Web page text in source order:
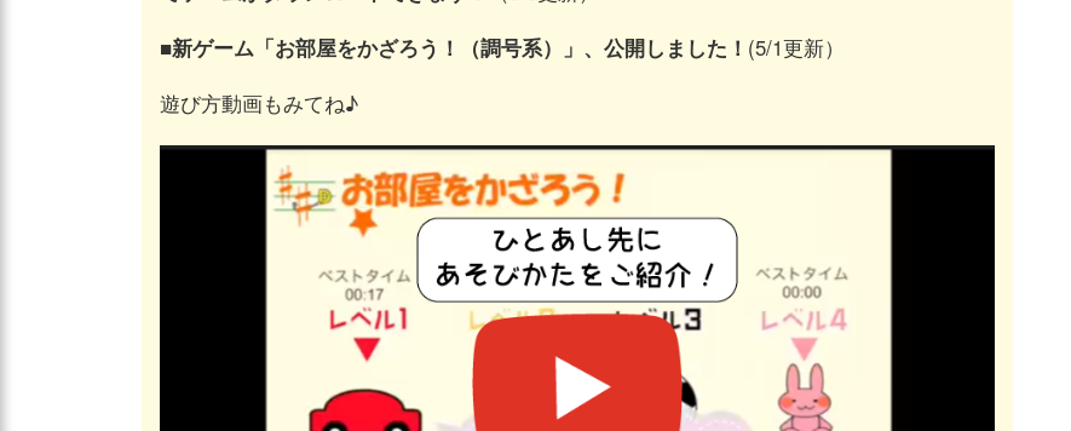
■新ゲーム「お部屋をかざろう！（調号系）」、公開しました！ (5/1更新）
遊び方動画もみてね♪